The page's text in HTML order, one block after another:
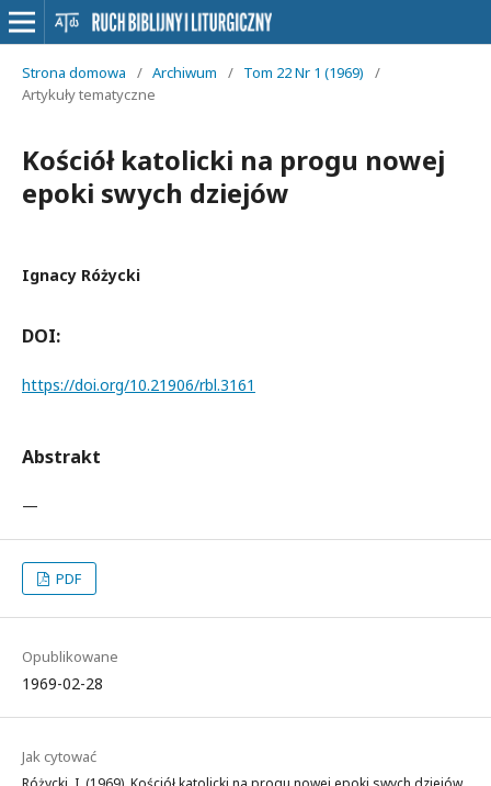
Strona domowa / Archiwum / Tom 22 Nr 1 (1969)
/
Artykuły tematyczne
Kościół katolicki na progu nowej
epoki swych dziejów
Ignacy Różycki
DOI:
https://doi.org/10.21906/rbl.3161
Abstrakt
—
PDF
Opublikowane
1969-02-28
Jak cytować